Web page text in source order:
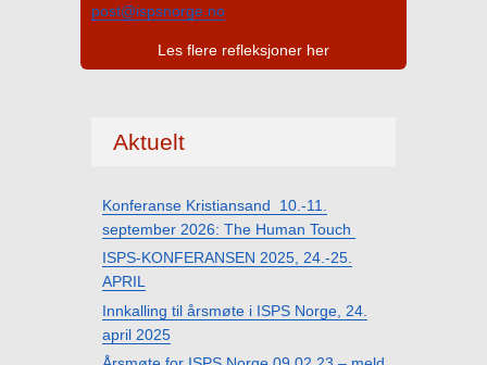
post@ispsnorge.no
Les flere refleksjoner her
Aktuelt
Konferanse Kristiansand 10.-11.
september 2026: The Human Touch
ISPS-KONFERANSEN 2025, 24.-25.
APRIL
Innkalling til årsmøte i ISPS Norge, 24.
april 2025